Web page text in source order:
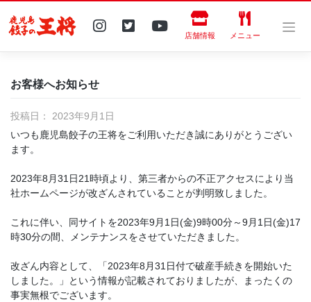
content
店舗情報 メニュー
お客様へお知らせ
投稿日： 2023年9月1日
いつも鹿児島餃子の王将をご利用いただき誠にありがとうござい
ます。
2023年8月31日21時頃より、第三者からの不正アクセスにより当
社ホームページが改ざんされていることが判明致しました。
これに伴い、同サイトを2023年9月1日(金)9時00分～9月1日(金)17
時30分の間、メンテナンスをさせていただきました。
改ざん内容として、「2023年8月31日付で破産手続きを開始いた
しました。」という情報が記載されておりましたが、まったくの
事実無根でございます。